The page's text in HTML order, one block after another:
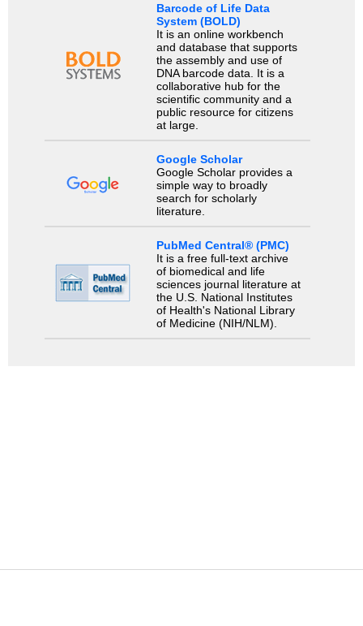
Barcode of Life Data
System (BOLD)
It is an online workbench
and database that supports
the assembly and use of
DNA barcode data. It is a
collaborative hub for the
scientific community and a
public resource for citizens
at large.
Google Scholar
Google Scholar provides a
simple way to broadly
search for scholarly
literature.
PubMed Central® (PMC)
It is a free full-text archive
of biomedical and life
sciences journal literature at
the U.S. National Institutes
of Health's National Library
of Medicine (NIH/NLM).